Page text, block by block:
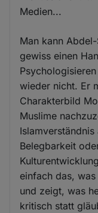
Medien...
Man kann
gewiss einen
wieder nicht. Er
Charakterbild
Muslime
Belegbarkeit
einfach das,
und zeigt, was
kritisch statt